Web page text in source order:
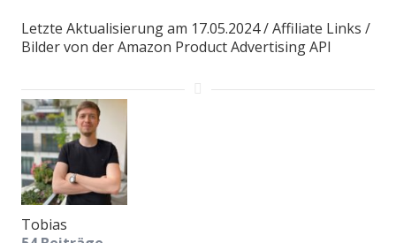
Letzte Aktualisierung am 17.05.2024 / Affiliate Links /
Bilder von der Amazon Product Advertising API
Tobias